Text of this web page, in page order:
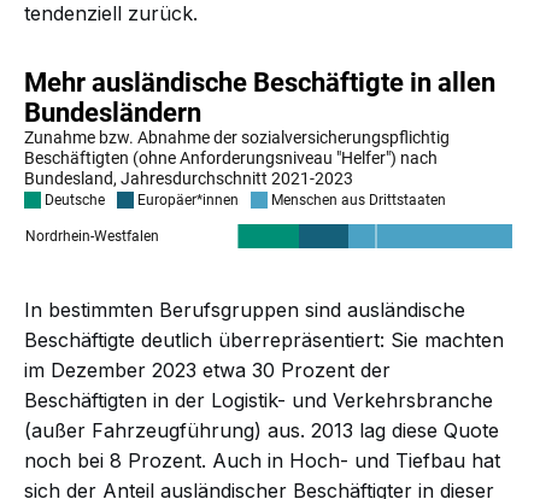
tendenziell zurück.
In bestimmten Berufsgruppen sind ausländische
Beschäftigte deutlich überrepräsentiert: Sie machten
im Dezember 2023 etwa 30 Prozent der
Beschäftigten in der Logistik- und Verkehrsbranche
(außer Fahrzeugführung) aus. 2013 lag diese Quote
noch bei 8 Prozent. Auch in Hoch- und Tiefbau hat
sich der Anteil ausländischer Beschäftigter in dieser